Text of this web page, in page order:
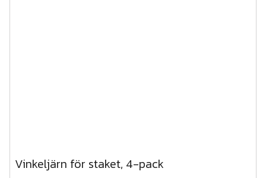
Vinkeljärn för staket, 4-pack